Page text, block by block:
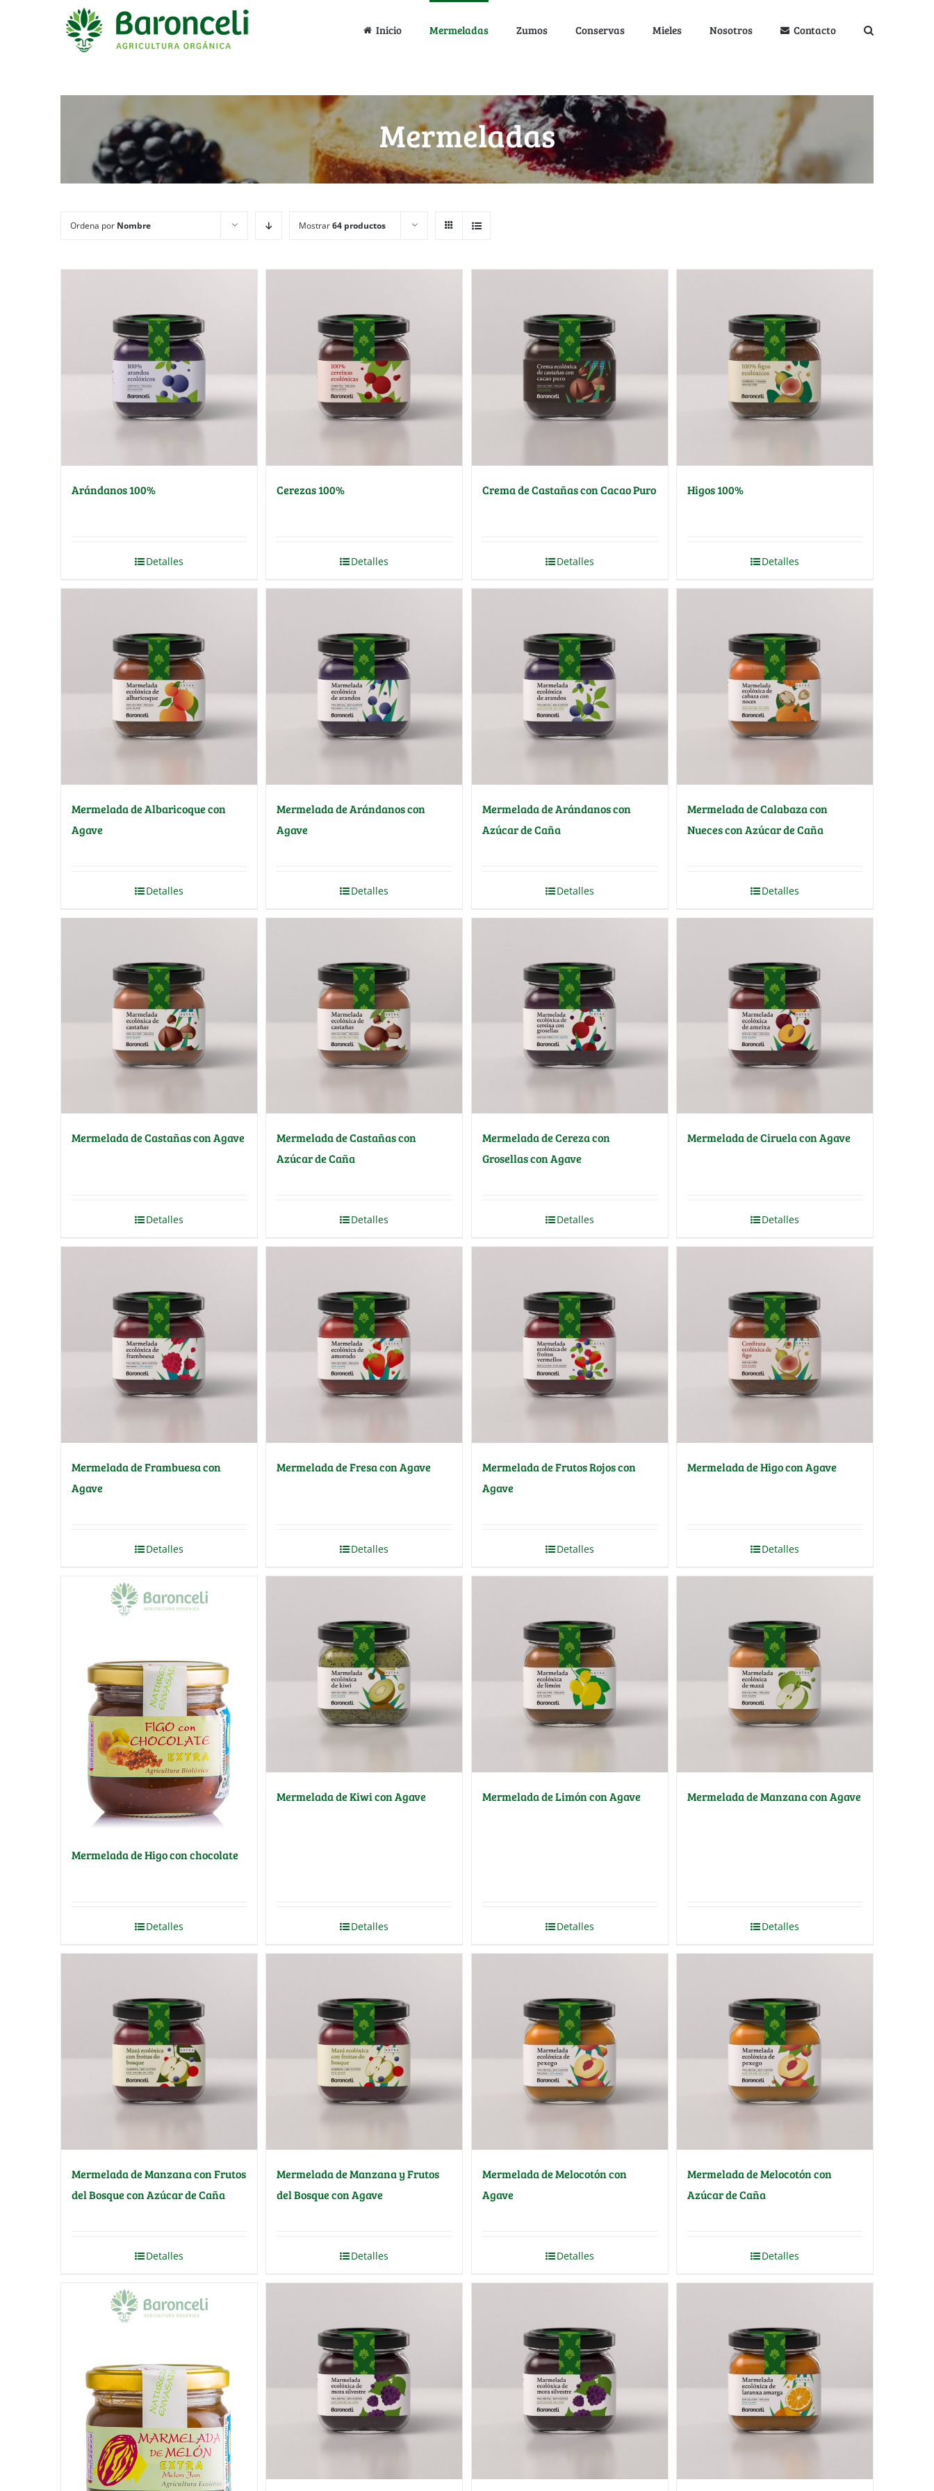
Inicio Mermeladas Zumos Conservas Mieles Nosotros Contacto
Mermeladas
Ordena por Nombre Mostrar64 productos
Arándanos 100%
Detalles
Cerezas 100%
Detalles
Crema de Castañas con Cacao Puro
Detalles
Higos 100%
Detalles
Mermelada de Albaricoque con
Agave
Detalles
Mermelada de Arándanos con
Agave
Detalles
Mermelada de Arándanos con
Azúcar de Caña
Detalles
Mermelada de Calabaza con
Nueces con Azúcar de Caña
Detalles
Mermelada de Castañas con Agave
Detalles
Mermelada de Castañas con
Azúcar de Caña
Detalles
Mermelada de Cereza con
Grosellas con Agave
Detalles
Mermelada de Ciruela con Agave
Detalles
Mermelada de Frambuesa con
Agave
Detalles
Mermelada de Fresa con Agave
Detalles
Mermelada de Frutos Rojos con
Agave
Detalles
Mermelada de Higo con Agave
Detalles
Mermelada de Higo con chocolate
Detalles
Mermelada de Kiwi con Agave
Detalles
Mermelada de Limón con Agave
Detalles
Mermelada de Manzana con Agave
Detalles
Mermelada de Manzana con Frutos
del Bosque con Azúcar de Caña
Detalles
Mermelada de Manzana y Frutos
del Bosque con Agave
Detalles
Mermelada de Melocotón con
Agave
Detalles
Mermelada de Melocotón con
Azúcar de Caña
Detalles